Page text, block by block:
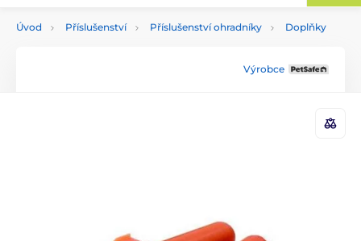
Úvod Příslušenství Příslušenství ohradníky Doplňky
Výrobce